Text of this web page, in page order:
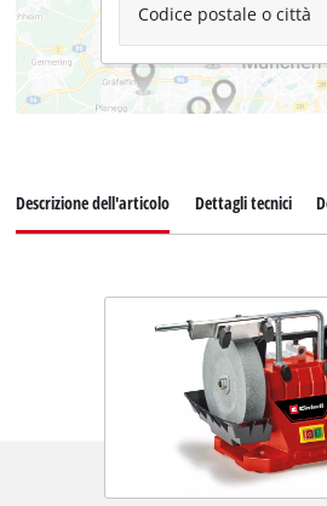
Codice postale o città
Descrizione dell'articolo Dettagli tecnici